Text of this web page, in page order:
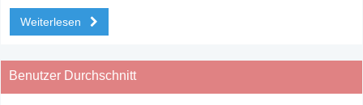
Weiterlesen
Benutzer Durchschnitt